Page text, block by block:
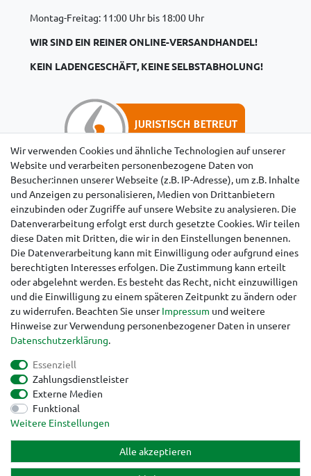
Montag-Freitag: 11:00 Uhr bis 18:00 Uhr
WIR SIND EIN REINER ONLINE-VERSANDHANDEL!
KEIN LADENGESCHÄFT, KEINE SELBSTABHOLUNG!
Hinweise für Käufer aus der Schweiz
Impressum
Vertrag widerrufen
Wir verwenden Cookies und ähnliche Technologien auf unserer
Website und verarbeiten personenbezogene Daten von
Besucher:innen unserer Webseite (z.B. IP-Adresse), um z.B. Inhalte
und Anzeigen zu personalisieren, Medien von Drittanbietern
einzubinden oder Zugriffe auf unsere Website zu analysieren. Die
Datenverarbeitung erfolgt erst durch gesetzte Cookies. Wir teilen
diese Daten mit Dritten, die wir in den Einstellungen benennen.
Die Datenverarbeitung kann mit Einwilligung oder aufgrund eines
berechtigten Interesses erfolgen. Die Zustimmung kann erteilt
oder abgelehnt werden. Es besteht das Recht, nicht einzuwilligen
und die Einwilligung zu einem späteren Zeitpunkt zu ändern oder
zu widerrufen. Beachten Sie unserImpressum und weitere
Hinweise zur Verwendung personenbezogener Daten in unserer
Daten­schutz­erklärung.
Essenziell
Zahlungsdienstleister
Externe Medien
Funktional
Weitere Einstellungen
Alle akzeptieren